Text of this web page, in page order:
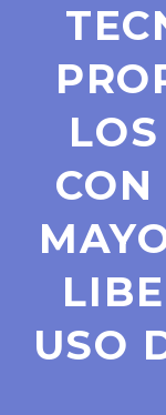
USO